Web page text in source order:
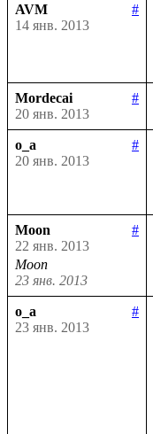
AVM
#
14 янв. 2013
Mordecai
#
20 янв. 2013
o_a
#
20 янв. 2013
Moon
#
22 янв. 2013
Moon
23 янв. 2013
o_a
#
23 янв. 2013